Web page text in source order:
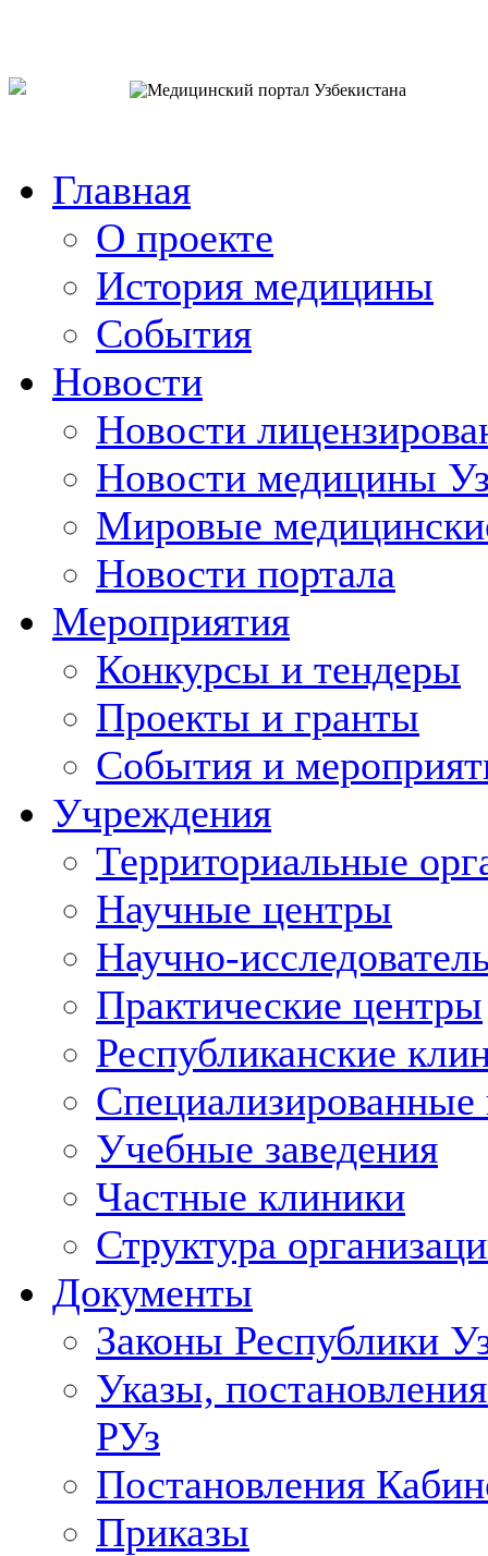
Главная
О проекте
История медицины
События
Новости
Новости
Новости медицины
Мировые
Новости портала
Мероприятия
Конкурсы и тендеры
Проекты и гранты
События и
Учреждения
Территориальные
Научные центры
Научно-
Практические центры
Республиканские
Учебные заведения
Частные клиники
Структура
Документы
Законы Республики
Указы,
РУз
Постановления
Приказы